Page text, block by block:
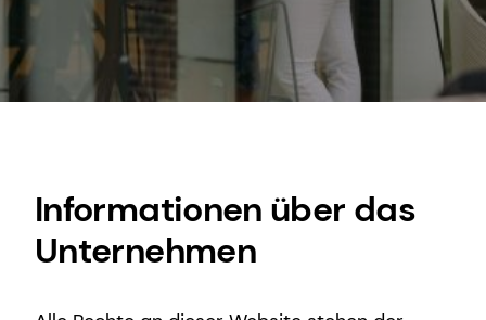
Informationen über das
Unternehmen